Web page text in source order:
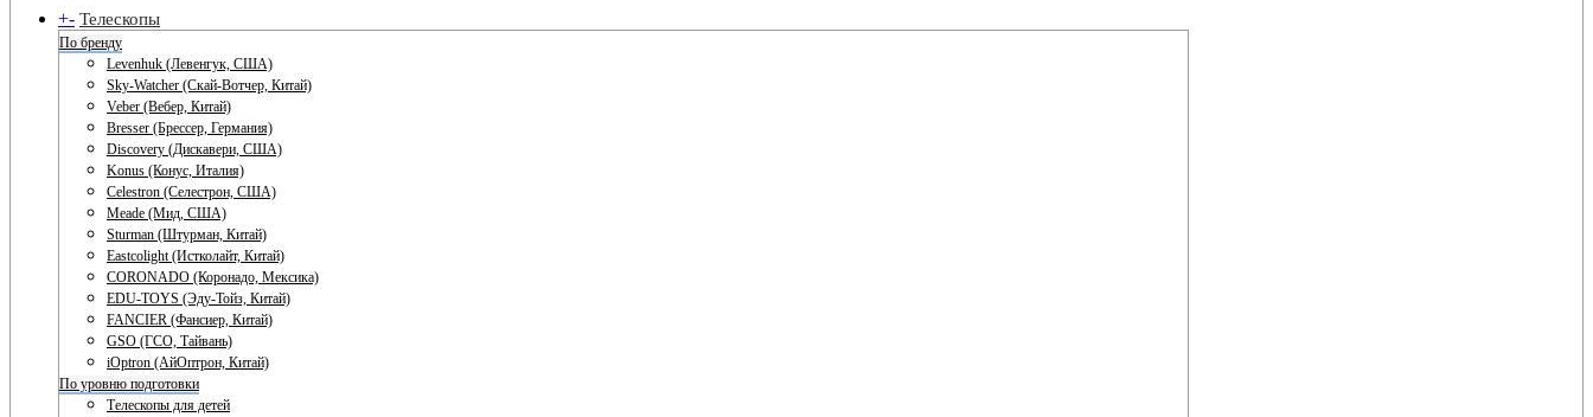
+- Телескопы
По бренду
Levenhuk (Левенгук, США)
Sky-Watcher (Скай-Вотчер, Китай)
Veber (Вебер, Китай)
Bresser (Брессер, Германия)
Discovery (Дискавери, США)
Konus (Конус, Италия)
Celestron (Селестрон, США)
Meade (Мид, США)
Sturman (Штурман, Китай)
Eastcolight (Истколайт, Китай)
CORONADO (Коронадо, Мексика)
EDU-TOYS (Эду-Тойз, Китай)
FANCIER (Фансиер, Китай)
GSO (ГСО, Тайвань)
iOptron (АйОптрон, Китай)
По уровню подготовки
Телескопы для детей